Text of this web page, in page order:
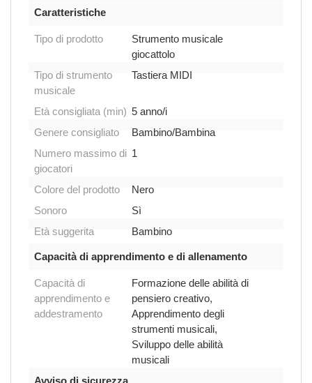
Caratteristiche
Tipo di prodotto
Strumento musicale
giocattolo
Tipo di strumento
musicale
Tastiera MIDI
Età consigliata (min) 5 anno/i
Genere consigliato
Bambino/Bambina
Numero massimo di
giocatori
1
Colore del prodotto
Nero
Sonoro
Sì
Età suggerita
Bambino
Capacità di apprendimento e di allenamento
Capacità di
apprendimento e
addestramento
Formazione delle abilità di
pensiero creativo,
Apprendimento degli
strumenti musicali,
Sviluppo delle abilità
musicali